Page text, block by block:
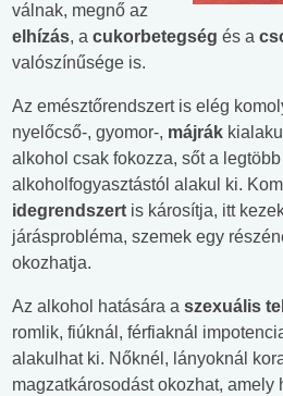
válnak, megnő az
elhízás, a cukorbetegség és a
valószínűsége is.
Az emésztőrendszert is elég
nyelőcső-, gyomor-, májrák
alkohol csak fokozza, sőt a
alkoholfogyasztástól alakul ki.
idegrendszert is károsítja, itt
járásprobléma, szemek egy
okozhatja.
Az alkohol hatására a szexuális
romlik, fiúknál, férfiaknál
alakulhat ki. Nőknél, lányoknál
magzatkárosodást okozhat, amely